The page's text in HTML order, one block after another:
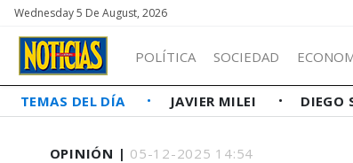
Wednesday 5 De August, 2026
POLÍTICA SOCIEDAD
TEMAS DEL DÍA JAVIER MILEI DIEGO
OPINIÓN | 05-12-2025 14:54